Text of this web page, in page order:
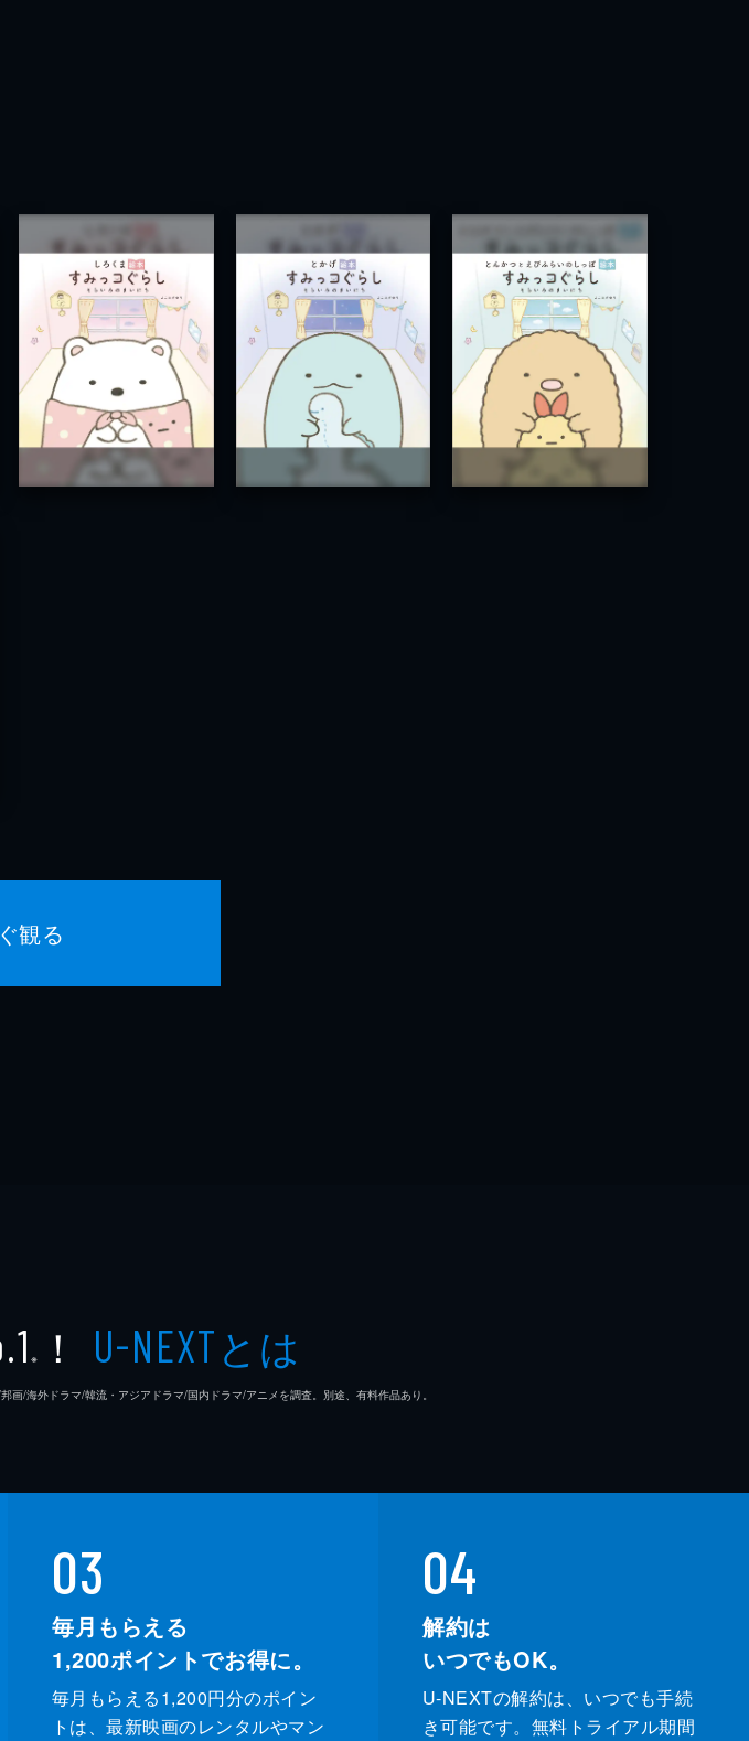
観る
※ ！ U-NEXTとは
/海外ドラマ/韓流・アジアドラマ/国内ドラマ/アニメを調査。別途、有料作品あり。
03
毎月もらえる
1,200ポイントでお得に。
毎月もらえる1,200円分のポイン
トは、最新映画のレンタルやマン
04
解約は
いつでもOK。
U-NEXTの解約は、いつでも手続
き可能です。無料トライアル期間